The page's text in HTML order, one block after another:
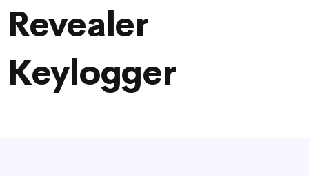
Revealer
Keylogger